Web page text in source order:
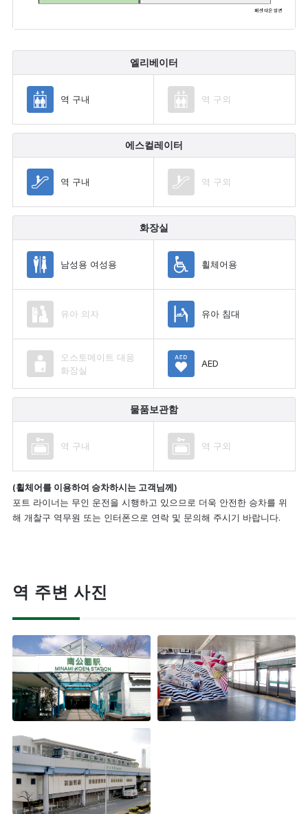
엘리베이터
역 구내 역 구외
에스컬레이터
역 구내 역 구외
화장실
남성용 여성용 휠체어용
유아 의자 유아 침대
오스토메이트 대응
화장실
AED
물품보관함
역 구내 역 구외
(휠체어를 이용하여 승차하시는 고객님께)
포트 라이너는 무인 운전을 시행하고 있으므로 더욱 안전한 승차를 위
해 개찰구 역무원 또는 인터폰으로 연락 및 문의해 주시기 바랍니다.
역 주변 사진